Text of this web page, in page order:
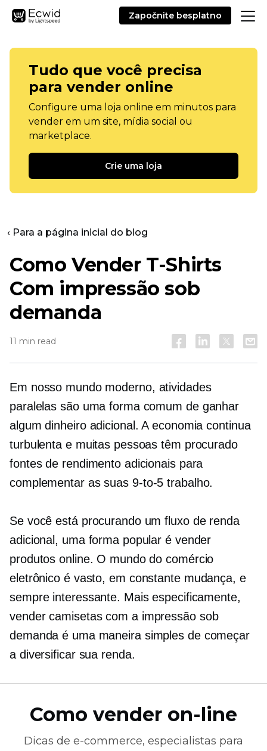
Započnite besplatno
Tudo que você precisa
para vender online
Configure uma loja online em minutos para
vender em um site, mídia social ou
marketplace.
Crie uma loja
‹ Para a página inicial do blog
Como Vender T-Shirts
Com impressão sob
demanda
11 min read
Em nosso mundo moderno, atividades
paralelas são uma forma comum de ganhar
algum dinheiro adicional. A economia continua
turbulenta e muitas pessoas têm procurado
fontes de rendimento adicionais para
complementar as suas 9-to-5 trabalho.
Se você está procurando um fluxo de renda
adicional, uma forma popular é vender
produtos online. O mundo do comércio
eletrônico é vasto, em constante mudança, e
sempre interessante. Mais especificamente,
vendercamisetascom a impressão sob
demanda é uma maneira simples de começar
a diversificar sua renda.
Como vender on-line
Dicas de e-commerce, especialistas para